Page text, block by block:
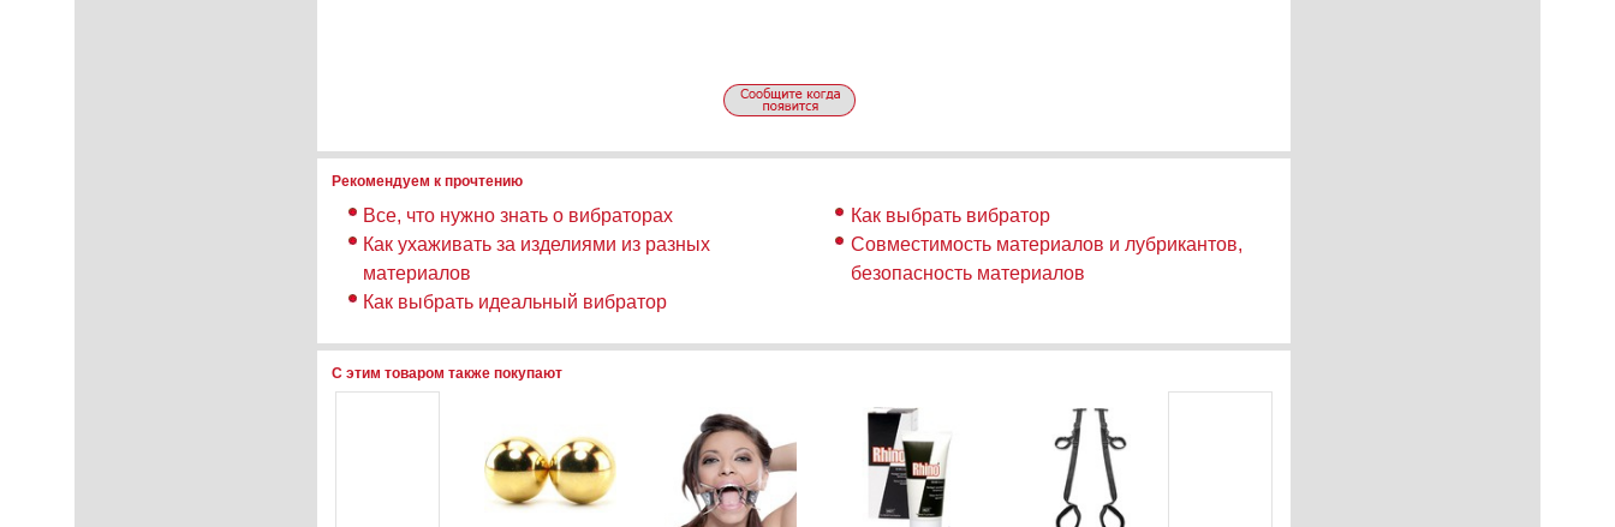
Рекомендуем к прочтению
Все, что нужно знать о вибраторах
Как ухаживать за изделиями из разных
материалов
Как выбрать идеальный вибратор
Как выбрать вибратор
Совместимость материалов и лубрикантов,
безопасность материалов
С этим товаром также покупают